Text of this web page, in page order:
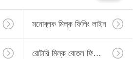
মনোব্লক মিল্ক ফিলিং লাইন
রোটারি মিল্ক বোতল ফিলিং লাইন